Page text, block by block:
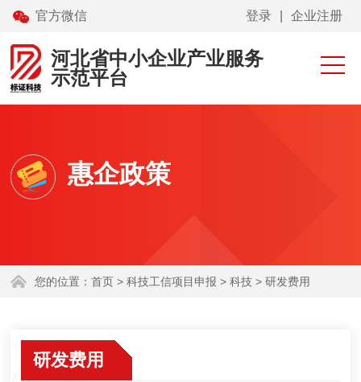
官方微信 登录 企业注册
河北省中小企业产业服务
示范平台
专利转化
惠企政策
您的位置：首页 > 科技工信项目申报 > 科技 > 研发费用
研发费用